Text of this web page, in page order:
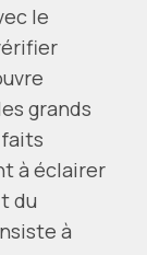
le
grands
à éclairer
du
à